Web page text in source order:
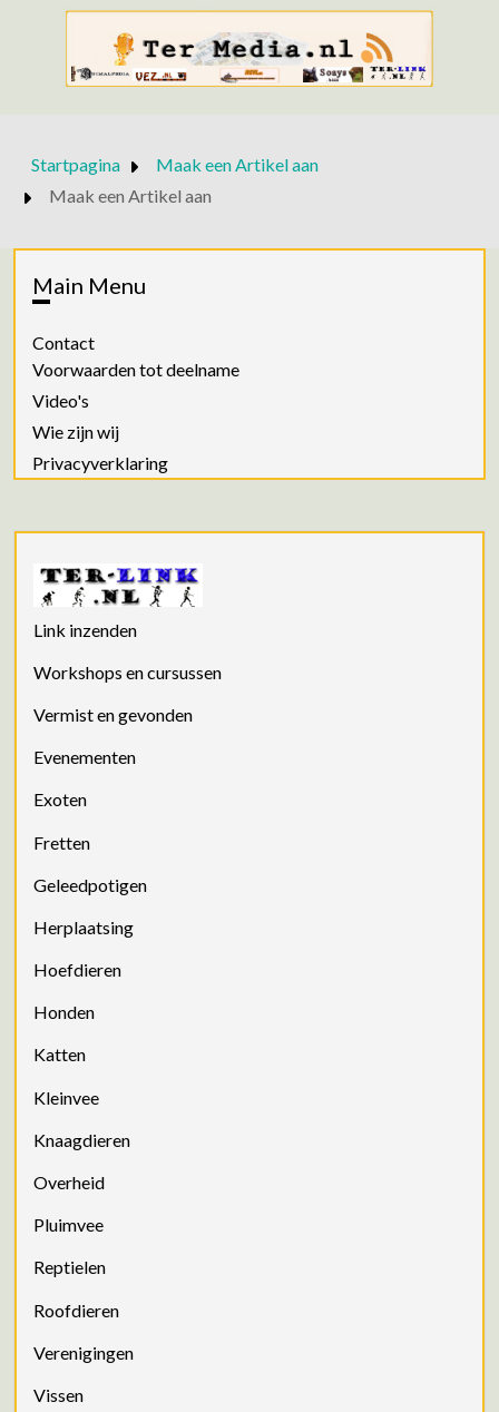
Startpagina
Maak een Artikel aan
Maak een Artikel aan
Main Menu
Contact
Voorwaarden tot deelname
Video's
Wie zijn wij
Privacyverklaring
Link inzenden
Workshops en cursussen
Vermist en gevonden
Evenementen
Exoten
Fretten
Geleedpotigen
Herplaatsing
Hoefdieren
Honden
Katten
Kleinvee
Knaagdieren
Overheid
Pluimvee
Reptielen
Roofdieren
Verenigingen
Vissen